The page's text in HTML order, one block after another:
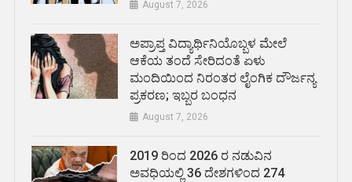
August 7, 2026
ಅಪ್ರಾಪ್ತ ವಿದ್ಯಾರ್ಥಿನಿಯೊಬ್ಬಳ ಮೇಲೆ
ಆಕೆಯ ತಂದೆ ಸೇರಿದಂತೆ ಏಳು
ಮಂದಿಯಿಂದ ನಿರಂತರ ಲೈಂಗಿಕ ದೌರ್ಜನ್ಯ
ಪ್ರಕರಣ; ಇಬ್ಬರ ಬಂಧನ
August 7, 2026
2019 ರಿಂದ 2026 ರ ನಡುವಿನ
ಅವಧಿಯಲ್ಲಿ 36 ದೇಶಗಳಿಂದ 274